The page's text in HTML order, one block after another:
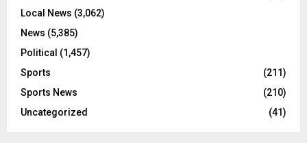
Local News (3,062)
News (5,385)
Political (1,457)
Sports
(211)
Sports News
(210)
Uncategorized
(41)